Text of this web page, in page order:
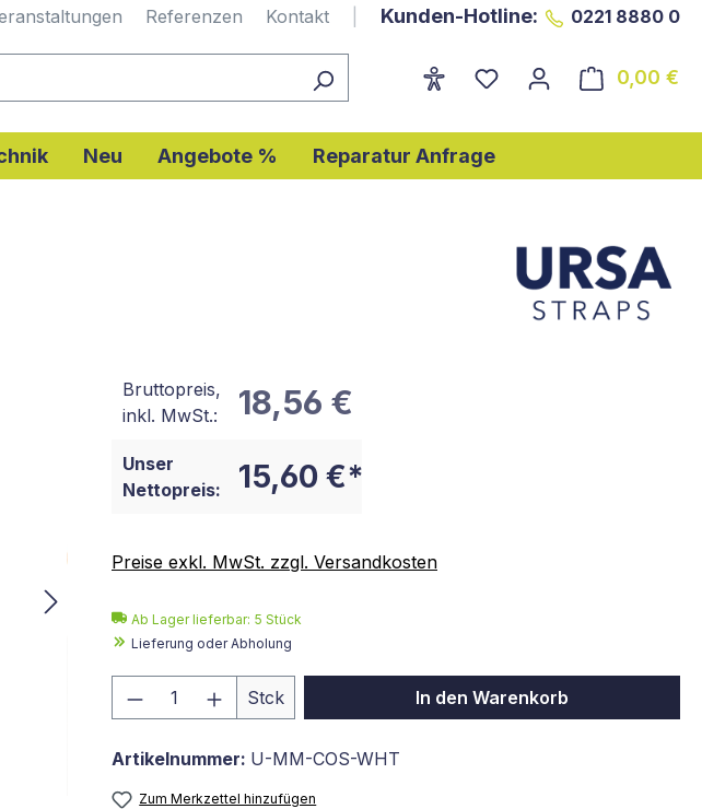
Referenzen Kontakt Kunden-Hotline: 0221 8880 0
0,00 €
Neu Angebote % Reparatur Anfrage
Bruttopreis,
inkl. MwSt.:
18,56 €
Unser
Nettopreis:
15,60 €*
Preise exkl. MwSt. zzgl. Versandkosten
Ab Lager lieferbar: 5 Stück
Lieferung oder Abholung
Produkt Anzahl: Gib den gewünschten Wert
Stck In den Warenkorb
Artikelnummer: U-MM-COS-WHT
Zum Merkzettel hinzufügen